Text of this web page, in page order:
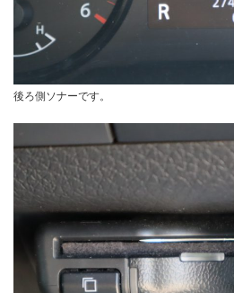
後ろ側ソナーです。